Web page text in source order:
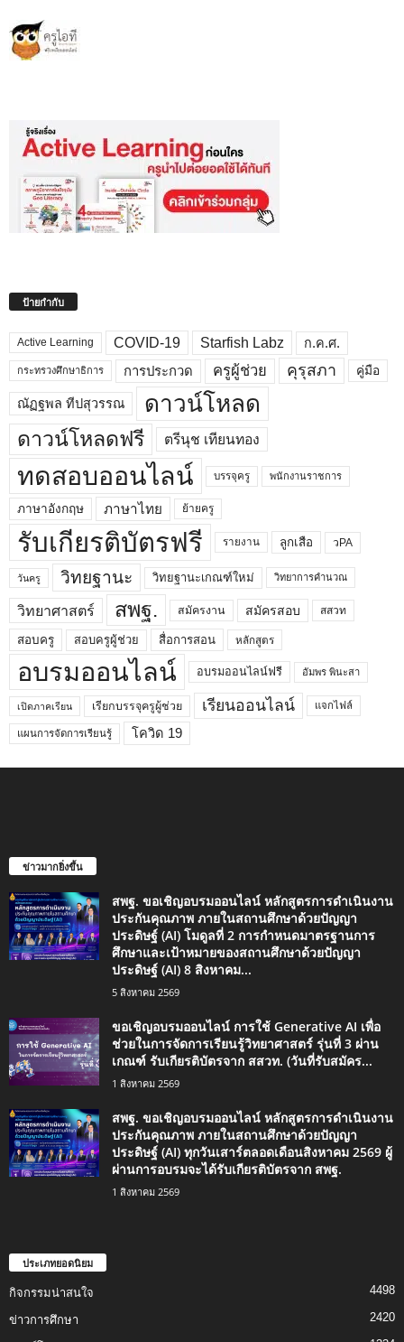
ป้ายกำกับ
Active Learning COVID-19 Starfish Labz ก.ค.ศ.
กระทรวงศึกษาธิการ การประกวด ครูผู้ช่วย คุรุสภา คู่มือ
ณัฏฐพล ทีปสุวรรณ ดาวน์โหลด
ดาวน์โหลดฟรี ตรีนุช เทียนทอง
ทดสอบออนไลน์ บรรจุครู พนักงานราชการ
ภาษาอังกฤษ ภาษาไทย ย้ายครู
รับเกียรติบัตรฟรี รายงาน ลูกเสือ วPA
วันครู วิทยฐานะ วิทยฐานะเกณฑ์ใหม่ วิทยาการคำนวณ
วิทยาศาสตร์ สพฐ. สมัครงาน สมัครสอบ สสวท
สอบครู สอบครูผู้ช่วย สื่อการสอน หลักสูตร
อบรมออนไลน์ อบรมออนไลน์ฟรี อัมพร พินะสา
เปิดภาคเรียน เรียกบรรจุครูผู้ช่วย เรียนออนไลน์ แจกไฟล์
แผนการจัดการเรียนรู้ โควิด 19
ข่าวมากยิ่งขึ้น
สพฐ. ขอเชิญอบรมออนไลน์ หลักสูตรการดำเนินงาน
ประกันคุณภาพ ภายในสถานศึกษาด้วยปัญญา
ประดิษฐ์ (AI) โมดูลที่ 2 การกำหนดมาตรฐานการ
ศึกษาและเป้าหมายของสถานศึกษาด้วยปัญญา
ประดิษฐ์ (AI) 8 สิงหาคม...
5 สิงหาคม 2569
ขอเชิญอบรมออนไลน์ การใช้ Generative AI เพื่อ
ช่วยในการจัดการเรียนรู้วิทยาศาสตร์ รุ่นที่ 3 ผ่าน
เกณฑ์ รับเกียรติบัตรจาก สสวท. (วันที่รับสมัคร...
1 สิงหาคม 2569
สพฐ. ขอเชิญอบรมออนไลน์ หลักสูตรการดำเนินงาน
ประกันคุณภาพ ภายในสถานศึกษาด้วยปัญญา
ประดิษฐ์ (AI) ทุกวันเสาร์ตลอดเดือนสิงหาคม 2569 ผู้
ผ่านการอบรมจะได้รับเกียรติบัตรจาก สพฐ.
1 สิงหาคม 2569
ประเภทยอดนิยม
กิจกรรมน่าสนใจ 4498
ข่าวการศึกษา 2420